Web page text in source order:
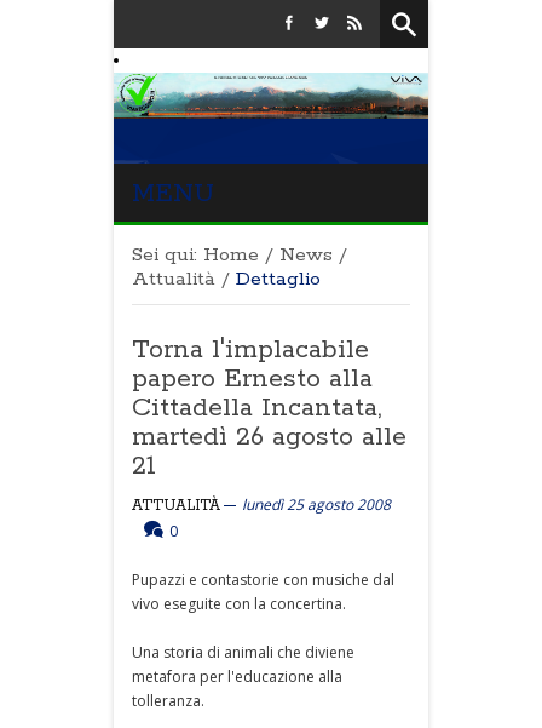
MENU
Sei qui: Home / News /
Attualità / Dettaglio
Torna l'implacabile
papero Ernesto alla
Cittadella Incantata,
martedì 26 agosto alle
21
ATTUALITÀ
lunedì 25 agosto 2008
0
Pupazzi e contastorie con musiche dal
vivo eseguite con la concertina.
Una storia di animali che diviene
metafora per l'educazione alla
tolleranza.